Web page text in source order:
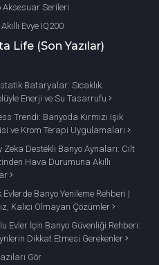
Aksesuar Serileri
Evye IQ200
Life (Son Yazılar)
Bataryalar: Sıcaklık
Enerji ve Su Tasarrufu
Trendi: Banyoda Kırmızı Işık
ve Krom Terapi Uygulamaları
Zeka Destekli Banyo Aynaları: Cilt
Hava Durumuna Akıllı
Evlerde Banyo Yenileme Rehberi |
Kalıcı Olmayan Çözümler
Evler İçin Banyo Güvenliği Rehberi:
Dikkat Etmesi Gerekenler
Gör